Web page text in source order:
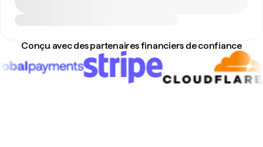
Conçu avec des partenaires financiers de confiance